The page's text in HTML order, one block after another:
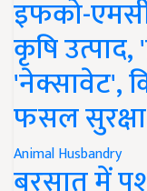
इफको-
कृषि
'नेक्सावेट',
फसल
Animal Husbandry